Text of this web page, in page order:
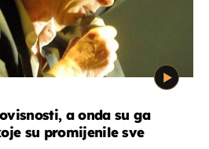
a onda su ga
su promijenile sve